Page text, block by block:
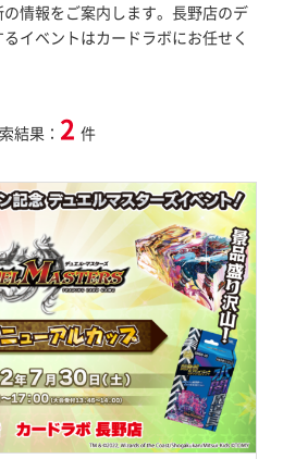
情報をご案内します。長野店のデ
イベントはカードラボにお任せく
結果： 2 件